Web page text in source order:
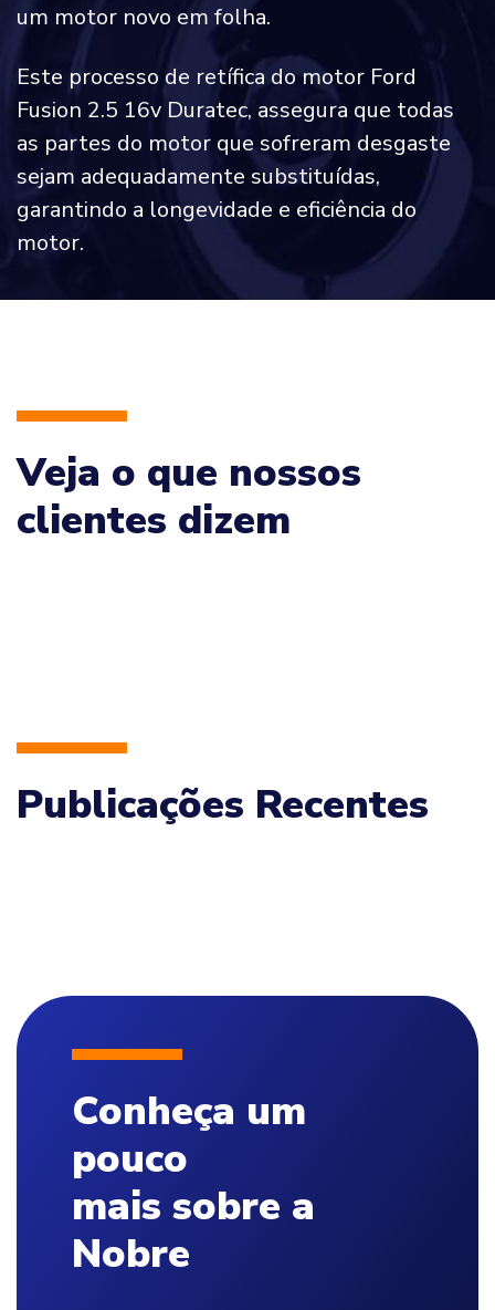
um motor novo em folha.
Este processo de retífica do motor Ford
Fusion 2.5 16v Duratec, assegura que todas
as partes do motor que sofreram desgaste
sejam adequadamente substituídas,
garantindo a longevidade e eficiência do
motor.
Veja o que nossos
clientes dizem
Publicações Recentes
Conheça um
pouco
mais sobre a
Nobre